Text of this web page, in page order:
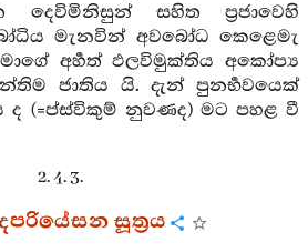
සහිත ප්‍රජාවෙහි
මැනවින් අවබෝධ කෙළෙමැ
අර්‍හත් ඵලවිමුක්තිය අකෝප්‍ය
ජාතිය යි. දැන් පුනර්‍භවයෙක්
ද (=ප්ස්විකුම් නුවණද) මට පහළ වී
2. 4. 3.
සූත්‍රය